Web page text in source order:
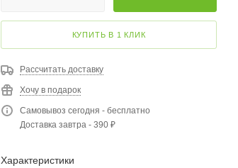
КУПИТЬ В 1 КЛИК
Рассчитать доставку
Хочу в подарок
Самовывоз сегодня - бесплатно
Доставка завтра - 390 ₽
Характеристики